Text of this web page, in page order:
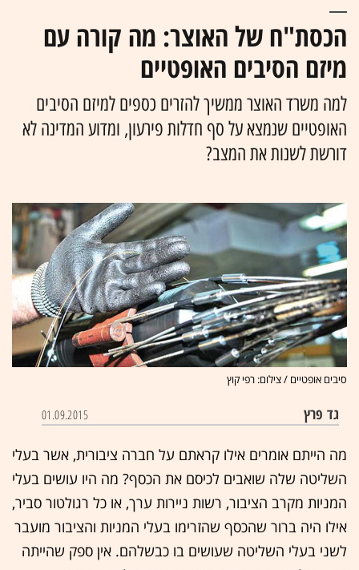
הכסת"ח של האוצר: מה קורה עם
מיזם הסיבים האופטיים
למה משרד האוצר ממשיך להזרים כספים למיזם הסיבים
האופטיים שנמצא על סף חדלות פירעון, ומדוע המדינה לא
דורשת לשנות את המצב?
סיבים אופטיים / צילום: רפי קוץ
גד פרץ 01.09.2015
מה הייתם אומרים אילו קראתם על חברה ציבורית, אשר בעלי
השליטה שלה שואבים לכיסם את הכסף? מה היו עושים בעלי
המניות מקרב הציבור, רשות ניירות ערך, או כל רגולטור סביר,
אילו היה ברור שהכסף שהזרימו בעלי המניות והציבור מועבר
לשני בעלי השליטה שעושים בו כבשלהם. אין ספק שהייתה